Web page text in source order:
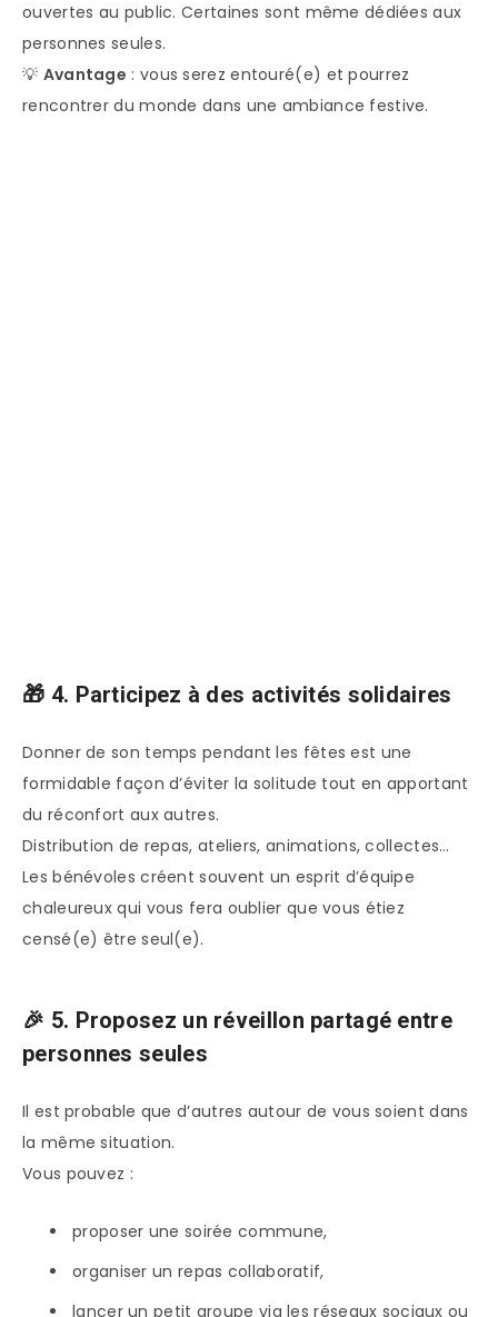
ouvertes au public. Certaines sont même dédiées aux
personnes seules.
💡 Avantage : vous serez entouré(e) et pourrez
rencontrer du monde dans une ambiance festive.
🎁 4. Participez à des activités solidaires
Donner de son temps pendant les fêtes est une
formidable façon d’éviter la solitude tout en apportant
du réconfort aux autres.
Distribution de repas, ateliers, animations, collectes…
Les bénévoles créent souvent un esprit d’équipe
chaleureux qui vous fera oublier que vous étiez
censé(e) être seul(e).
🎉 5. Proposez un réveillon partagé entre
personnes seules
Il est probable que d’autres autour de vous soient dans
la même situation.
Vous pouvez :
proposer une soirée commune,
organiser un repas collaboratif,
lancer un petit groupe via les réseaux sociaux ou